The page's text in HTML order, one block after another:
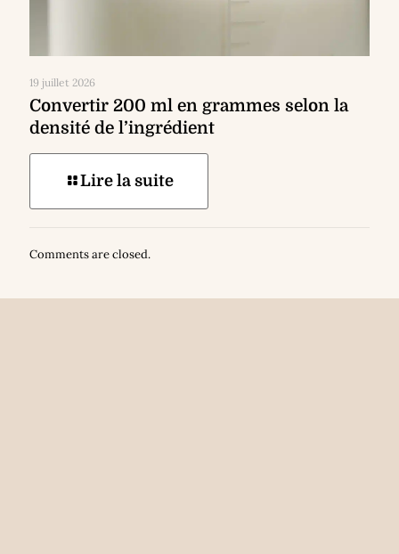
19 juillet 2026
Convertir 200 ml en grammes selon la
densité de l’ingrédient
Lire la suite
Comments are closed.